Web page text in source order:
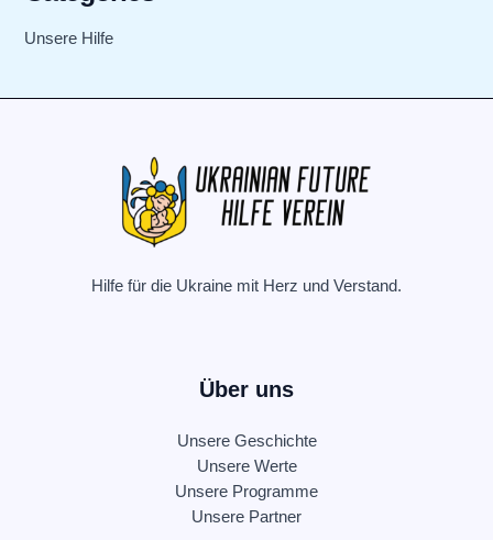
Unsere Hilfe
Hilfe für die Ukraine mit Herz und Verstand.
Über uns
Unsere Geschichte
Unsere Werte
Unsere Programme
Unsere Partner